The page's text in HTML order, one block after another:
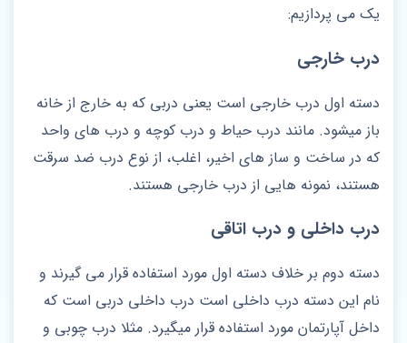
یک می پردازیم:
درب خارجی
دسته اول درب خارجی است یعنی دربی که به خارج از خانه
باز میشود. مانند درب حیاط و درب کوچه و درب های واحد
که در ساخت و ساز های اخیر، اغلب، از نوع درب ضد سرقت
هستند، نمونه هایی از درب خارجی هستند.
درب داخلی و درب اتاقی
دسته دوم بر خلاف دسته اول مورد استفاده قرار می گیرند و
نام این دسته درب داخلی است درب داخلی دربی است که
داخل آپارتمان مورد استفاده قرار میگیرد. مثلا درب چوبی و